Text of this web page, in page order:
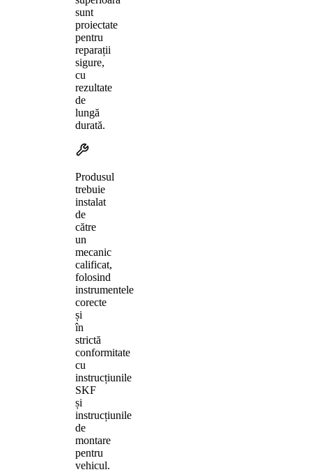
sunt
proiectate
pentru
reparații
sigure,
cu
rezultate
de
lungă
durată.
Produsul
trebuie
instalat
de
către
un
mecanic
calificat,
folosind
instrumentele
corecte
și
în
strictă
conformitate
cu
instrucțiunile
SKF
și
instrucțiunile
de
montare
pentru
vehicul.